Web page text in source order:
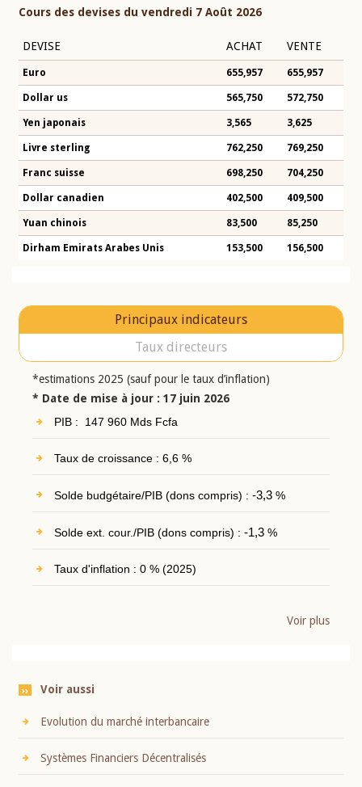
Cours des devises du vendredi 7 Août 2026
DEVISE ACHAT VENTE
Euro 655,957 655,957
Dollar us 565,750 572,750
Yen japonais 3,565 3,625
Livre sterling 762,250 769,250
Franc suisse 698,250 704,250
Dollar canadien 402,500 409,500
Yuan chinois 83,500 85,250
Dirham Emirats Arabes Unis 153,500 156,500
Principaux indicateurs
Taux directeurs
*estimations 2025 (sauf pour le taux d’inflation)
* Date de mise à jour : 17 juin 2026
PIB : 147 960 Mds Fcfa
Taux de croissance : 6,6 %
Solde budgétaire/PIB (dons compris) : -3,3%
Solde ext. cour./PIB (dons compris) : -1,3%
Taux d'inflation : 0 % (2025)
Voir plus
Voir aussi
Evolution du marché interbancaire
Systèmes Financiers Décentralisés